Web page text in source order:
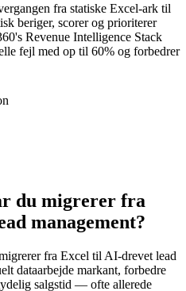
fra statiske Excel-ark til
beriger, scorer og prioriterer
Revenue Intelligence Stack
fejl med op til 60% og forbedrer
du migrerer fra
management?
fra Excel til AI-drevet lead
dataarbejde markant, forbedre
salgstid — ofte allerede